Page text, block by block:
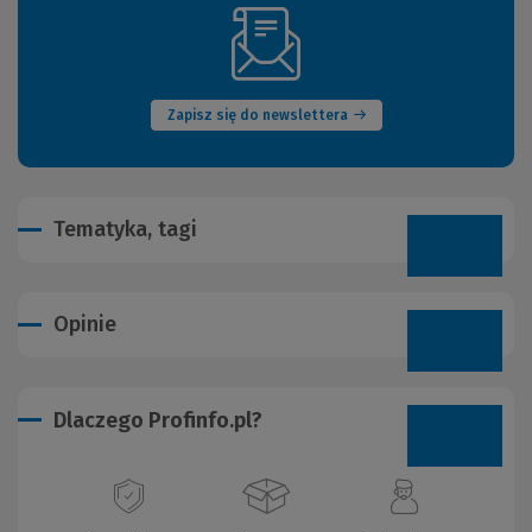
Zapisz się do newslettera
(Nowe
okno)
Tematyka, tagi
Opinie
Dlaczego Profinfo.pl?